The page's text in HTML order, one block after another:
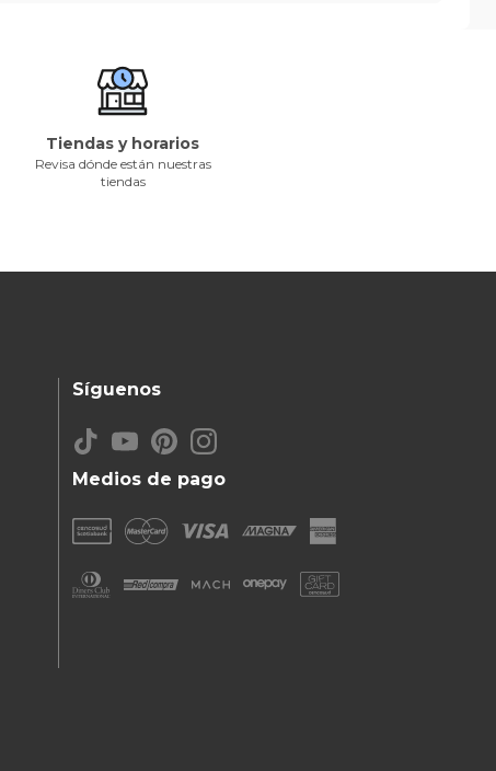
Tiendas y horarios
Revisa dónde están nuestras
tiendas
Medios de pago
Síguenos